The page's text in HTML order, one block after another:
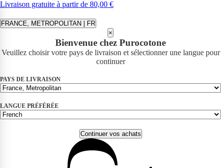
Livraison gratuite à partir de 80,00 €
FRANCE, METROPOLITAN | FR
×
Bienvenue chez Purocotone
Veuillez choisir votre pays de livraison et sélectionner une langue pour
continuer
PAYS DE LIVRAISON
LANGUE PRÉFÉRÉE
Continuer vos achats